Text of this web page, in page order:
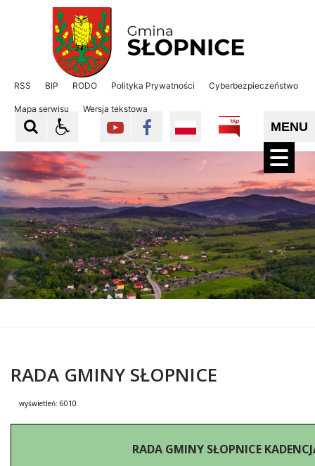
Gmina Słopnice
RSS BIP RODO Polityka Prywatności Cyberbezpieczeństwo
Mapa serwisu Wersja tekstowa
MENU
RADA GMINY SŁOPNICE
wyświetleń: 6010
RADA GMINY SŁOPNICE